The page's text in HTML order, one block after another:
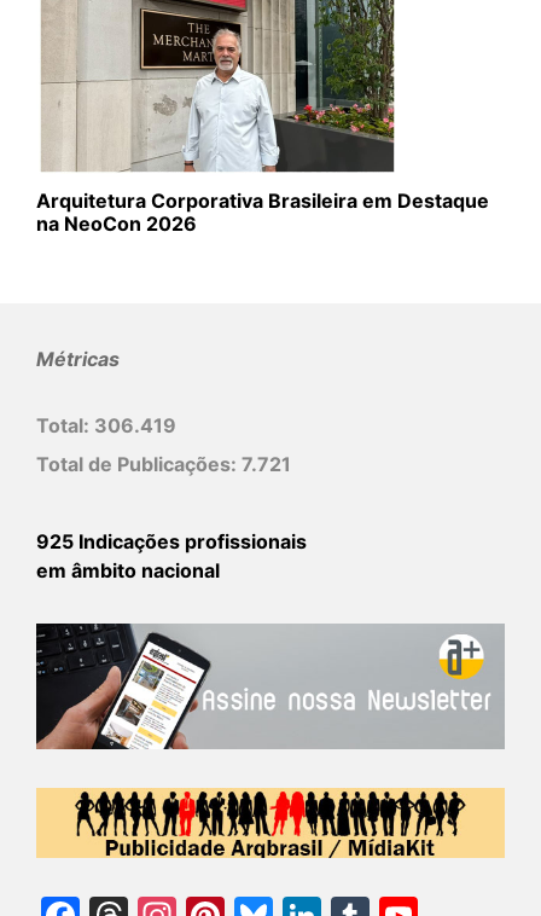
Arquitetura Corporativa Brasileira em Destaque
na NeoCon 2026
Métricas
Total: 306.419
Total de Publicações: 7.721
925 Indicações profissionais
em âmbito nacional